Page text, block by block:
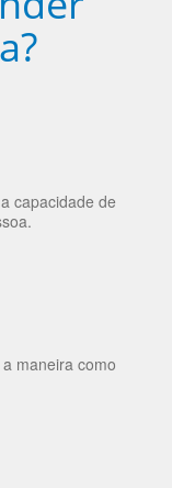
capacidade de
maneira como